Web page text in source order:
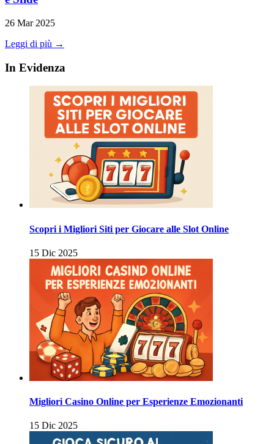
26 Mar 2025
Leggi di più →
In Evidenza
Scopri i Migliori Siti per Giocare alle Slot Online
15 Dic 2025
Migliori Casino Online per Esperienze Emozionanti
15 Dic 2025